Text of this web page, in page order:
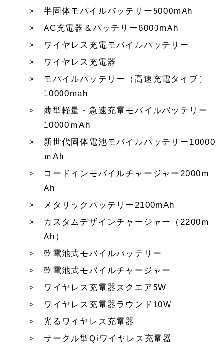
半固体モバイルバッテリー5000mAh
AC充電器＆バッテリー6000mAh
ワイヤレス充電モバイルバッテリー
ワイヤレス充電器
モバイルバッテリー（高速充電タイプ）
10000mah
薄型軽量・急速充電モバイルバッテリー
10000ｍAh
新世代固体電池モバイルバッテリー10000
ｍAh
コードインモバイルチャージャー2000ｍ
Ah
メタリックバッテリー2100mAh
カスタムデザインチャージャー（2200ｍ
Ah）
乾電池式モバイルバッテリー
乾電池式モバイルチャージャー
ワイヤレス充電器スクエア5W
ワイヤレス充電器ラウンド10W
光るワイヤレス充電器
サークル型Qiワイヤレス充電器